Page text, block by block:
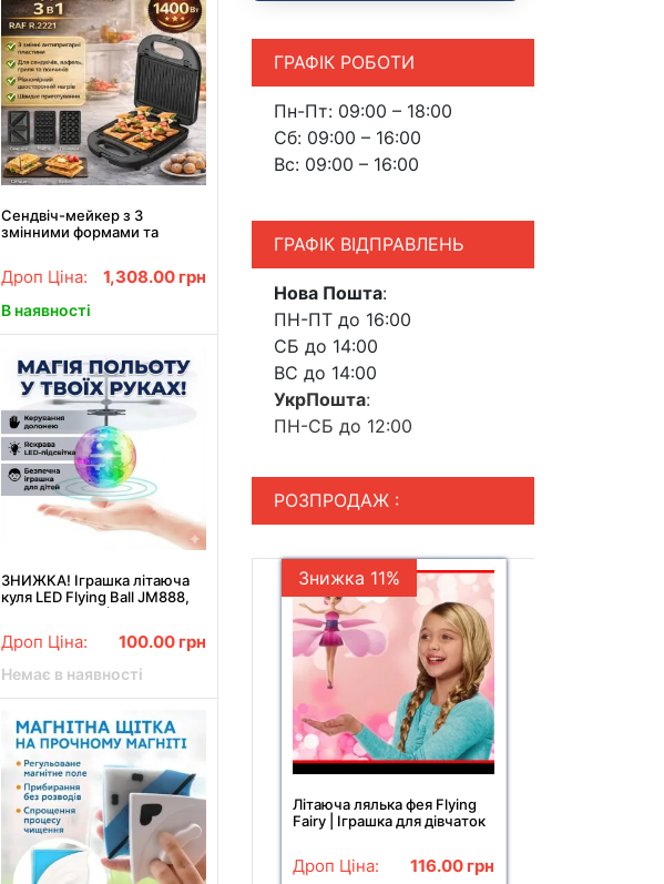
Сендвіч-мейкер з 3
змінними формами та
Дроп Ціна: 1,308.00 грн
В наявності
ЗНИЖКА! Іграшка літаюча
куля LED Flying Ball JM888,
акумуляторна (Пошкоджена
Дроп Ціна: 100.00 грн
Немає в наявності
ГРАФІК РОБОТИ
Пн-Пт: 09:00 – 18:00
Сб: 09:00 – 16:00
Вс: 09:00 – 16:00
ГРАФІК ВІДПРАВЛЕНЬ
Нова Пошта:
ПН-ПТ до 16:00
СБ до 14:00
ВС до 14:00
УкрПошта:
ПН-СБ до 12:00
РОЗПРОДАЖ :
Знижка 11%
Літаюча лялька фея Flying
Fairy | Іграшка для дівчаток
Дроп Ціна: 116.00 грн